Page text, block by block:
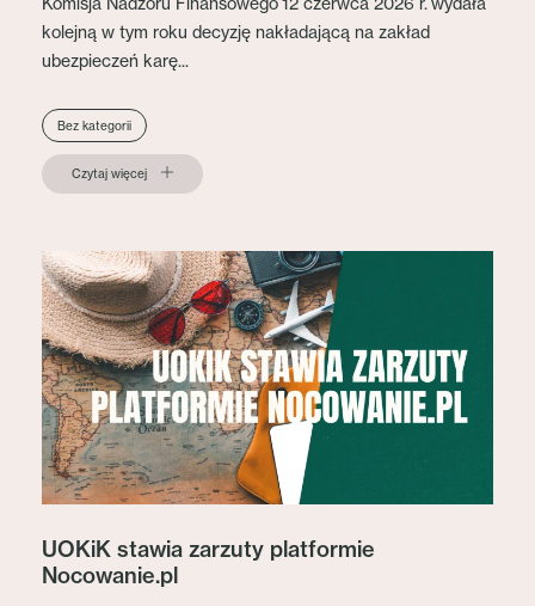
kolejną w tym roku decyzję nakładającą na zakład
ubezpieczeń karę...
Bez kategorii
Czytaj więcej
UOKiK stawia zarzuty platformie
Nocowanie.pl